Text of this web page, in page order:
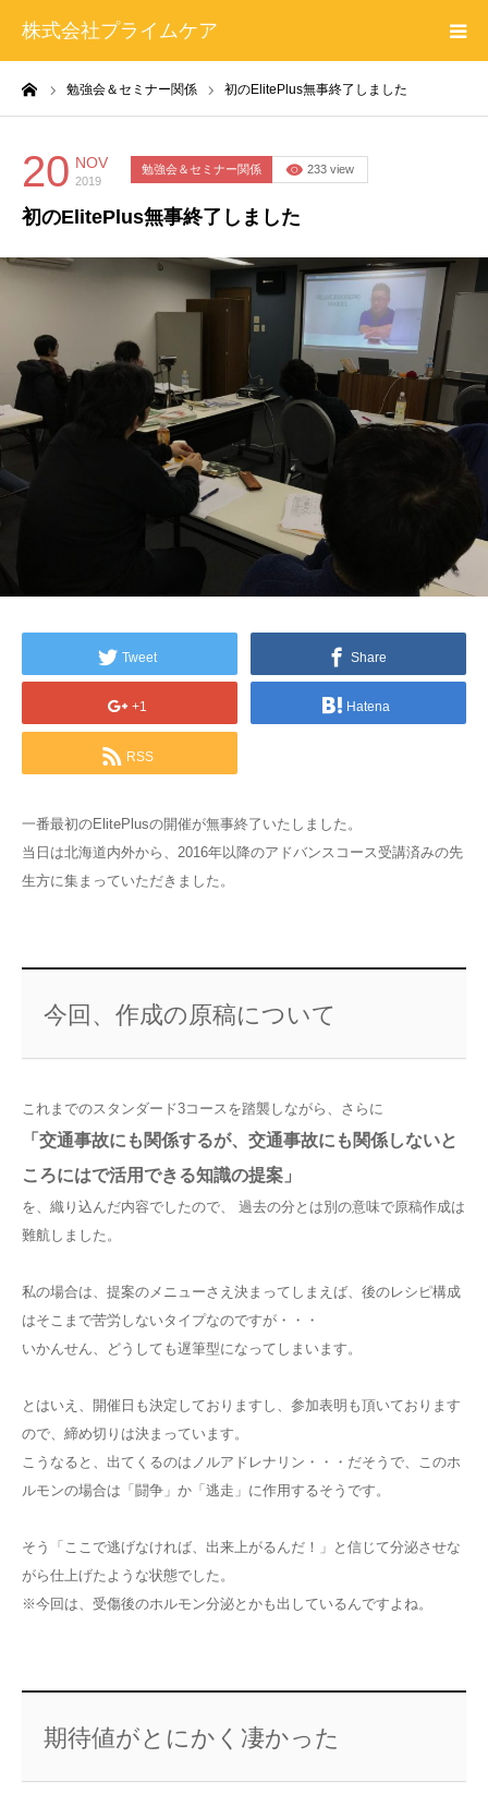
株式会社プライムケア
勉強会＆セミナー関係 初のElitePlus無事終了しました
20 NOV
2019
勉強会＆セミナー関係 233 view
初のElitePlus無事終了しました
Tweet Share
+1 Hatena
RSS
一番最初のElitePlusの開催が無事終了いたしました。
当日は北海道内外から、2016年以降のアドバンスコース受講済みの先
生方に集まっていただきました。
今回、作成の原稿について
これまでのスタンダード3コースを踏襲しながら、さらに
「交通事故にも関係するが、交通事故にも関係しないと
ころにはで活用できる知識の提案」
を、織り込んだ内容でしたので、 過去の分とは別の意味で原稿作成は
難航しました。
私の場合は、提案のメニューさえ決まってしまえば、後のレシピ構成
はそこまで苦労しないタイプなのですが・・・
いかんせん、どうしても遅筆型になってしまいます。
とはいえ、開催日も決定しておりますし、参加表明も頂いております
ので、締め切りは決まっています。
こうなると、出てくるのはノルアドレナリン・・・だそうで、このホ
ルモンの場合は「闘争」か「逃走」に作用するそうです。
そう「ここで逃げなければ、出来上がるんだ！」と信じて分泌させな
がら仕上げたような状態でした。
※今回は、受傷後のホルモン分泌とかも出しているんですよね。
期待値がとにかく凄かった
プライムケアについて
勉強会情報
プロフィール
お問い合わせ
特定商取引法に基づく表記＆プライバシーポリシー